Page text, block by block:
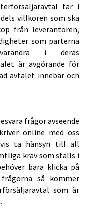
tar i
villkoren som ska
från leverantören,
som parterna
i deras
är avgörande för
avtalet innebär och
frågor avseende
online med oss
ta hänsyn till all
krav som ställs i
bara klicka på
så kommer
som är